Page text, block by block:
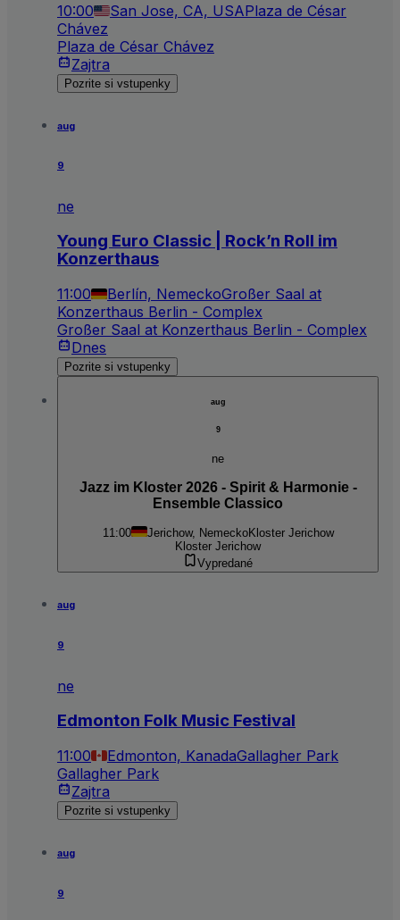
10:00 San Jose, CA, USAPlaza de César
Chávez
Plaza de César Chávez
Zajtra
Pozrite si vstupenky
aug
9
ne
Young Euro Classic | Rock’n Roll im
Konzerthaus
11:00 Berlín, NemeckoGroßer Saal at
Konzerthaus Berlin - Complex
Großer Saal at Konzerthaus Berlin - Complex
Dnes
Pozrite si vstupenky
aug
9
ne
Jazz im Kloster 2026 - Spirit & Harmonie -
Ensemble Classico
11:00 Jerichow, NemeckoKloster Jerichow
Kloster Jerichow
Vypredané
aug
9
ne
Edmonton Folk Music Festival
11:00 Edmonton, KanadaGallagher Park
Gallagher Park
Zajtra
Pozrite si vstupenky
aug
9